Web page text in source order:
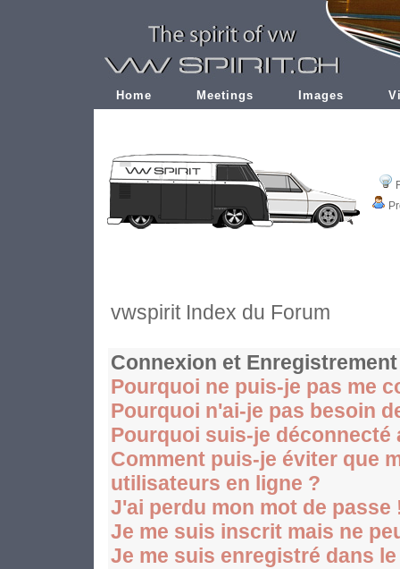
Home Meetings Images
vwspirit Index du Forum
Connexion et Enregistrement
Pourquoi ne puis-je pas me
Pourquoi n'ai-je pas besoin
Pourquoi suis-je déconnecté
Comment puis-je éviter que
utilisateurs en ligne ?
J'ai perdu mon mot de passe
Je me suis inscrit mais ne
Je me suis enregistré dans